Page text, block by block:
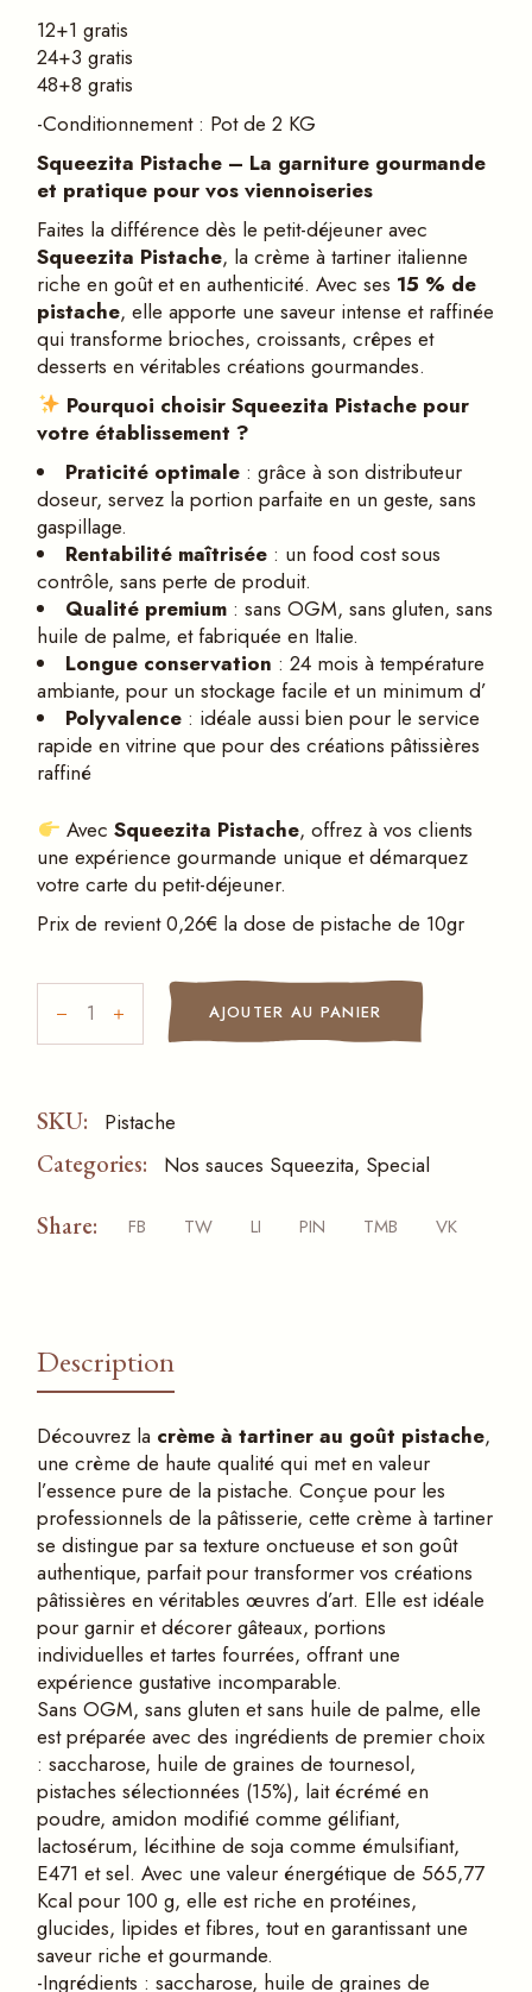
12+1 gratis
24+3 gratis
48+8 gratis
-Conditionnement : Pot de 2 KG
Squeezita Pistache – La garniture gourmande
et pratique pour vos viennoiseries
Faites la différence dès le petit-déjeuner avec
Squeezita Pistache, la crème à tartiner italienne
riche en goût et en authenticité. Avec ses 15 % de
pistache, elle apporte une saveur intense et raffinée
qui transforme brioches, croissants, crêpes et
desserts en véritables créations gourmandes.
Pourquoi choisir Squeezita Pistache pour
votre établissement ?
Praticité optimale : grâce à son distributeur
doseur, servez la portion parfaite en un geste, sans
gaspillage.
Rentabilité maîtrisée : un food cost sous
contrôle, sans perte de produit.
Qualité premium : sans OGM, sans gluten, sans
huile de palme, et fabriquée en Italie.
Longue conservation : 24 mois à température
ambiante, pour un stockage facile et un minimum d’
Polyvalence : idéale aussi bien pour le service
rapide en vitrine que pour des créations pâtissières
raffiné
Avec Squeezita Pistache, offrez à vos clients
une expérience gourmande unique et démarquez
votre carte du petit-déjeuner.
Prix de revient 0,26€ la dose de pistache de 10gr
Crème à tartiner au goût de pistache Squeezita 2Kg
AJOUTER AU PANIER
SKU: Pistache
Categories: Nos sauces Squeezita, Special
Share: FB TW LI PIN TMB VK
Description
Découvrez la crème à tartiner au goût pistache,
une crème de haute qualité qui met en valeur
l’essence pure de la pistache. Conçue pour les
professionnels de la pâtisserie, cette crème à tartiner
se distingue par sa texture onctueuse et son goût
authentique, parfait pour transformer vos créations
pâtissières en véritables œuvres d’art. Elle est idéale
pour garnir et décorer gâteaux, portions
individuelles et tartes fourrées, offrant une
expérience gustative incomparable.
Sans OGM, sans gluten et sans huile de palme, elle
est préparée avec des ingrédients de premier choix
: saccharose, huile de graines de tournesol,
pistaches sélectionnées (15%), lait écrémé en
poudre, amidon modifié comme gélifiant,
lactosérum, lécithine de soja comme émulsifiant,
E471 et sel. Avec une valeur énergétique de 565,77
Kcal pour 100 g, elle est riche en protéines,
glucides, lipides et fibres, tout en garantissant une
saveur riche et gourmande.
-Ingrédients : saccharose, huile de graines de